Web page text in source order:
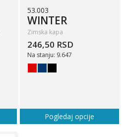
53.003
WINTER
Zimska kapa
246,50 RSD
Na stanju: 9.647
Pogledaj opcije